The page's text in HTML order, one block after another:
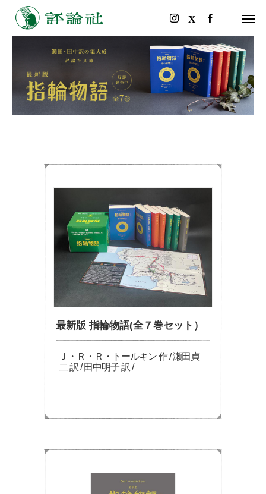
最新版 指輪物語(全７巻セット）
Ｊ・Ｒ・Ｒ・トールキン 作 / 瀬田貞
二 訳 / 田中明子 訳 /